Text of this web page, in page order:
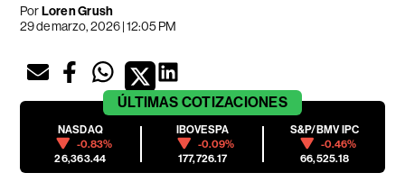
PorLoren Grush
29 de marzo, 2026 | 12:05 PM
ÚLTIMAS COTIZACIONES
NASDAQ
-0.83%
26,363.44
IBOVESPA
-0.09%
177,726.17
S&P/BMV IPC
-0.46%
66,525.18